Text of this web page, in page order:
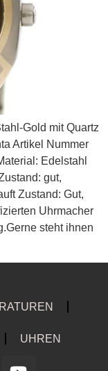
Gold mit Quartz
Artikel Nummer
Edelstahl
gut,
Zustand: Gut,
Uhrmacher
steht ihnen
UHREN